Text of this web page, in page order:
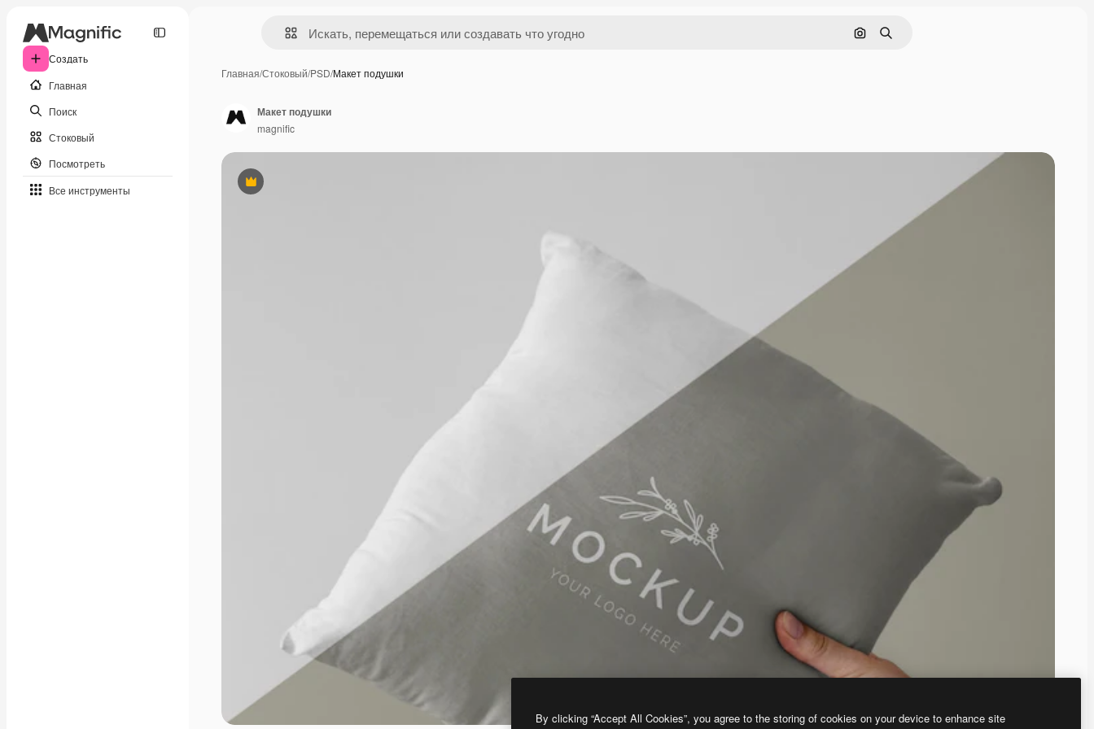
Создать
Главная
Поиск
Стоковый
Посмотреть
Все инструменты
Поиск по изображению
Поиск
Главная/Стоковый/PSD/Макет подушки
Премиум
Макет подушки
magnific
By clicking “Accept All Cookies”, you agree to the storing of cookies on your device to enhance site